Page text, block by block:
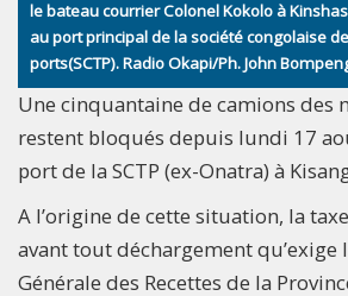
le bateau courrier Colonel Kokolo à
au port principal de la société congolaise
ports(SCTP). Radio Okapi/Ph. John
Une cinquantaine de camions des
restent bloqués depuis lundi 17
port de la SCTP (ex-Onatra) à
A l’origine de cette situation, la
avant tout déchargement qu’exige
Générale des Recettes de la